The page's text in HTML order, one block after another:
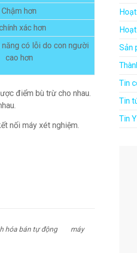
Chậm hơn
xác hơn
năng có lỗi do con người
cao hơn
điểm bù trừ cho nhau.
nối máy xét nghiệm.
hóa bán tự động
máy
Sản
Tin
Tin
Tin